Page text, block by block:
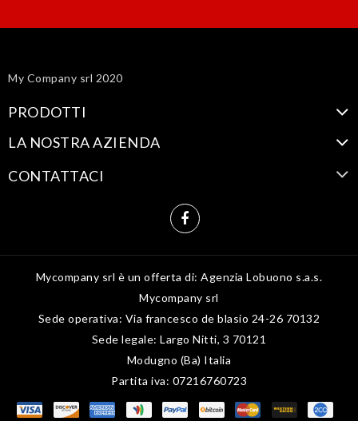
My Company srl 2020
PRODOTTI
LA NOSTRA AZIENDA
CONTATTACI
Mycompany srl è un offerta di: Agenzia Lobuono s.a.s.
Mycompany srl
Sede operativa: Via francesco de blasio 24-26 70132
Sede legale: Largo Nitti, 3 70121
Modugno (Ba) Italia
Partita iva: 07216760723